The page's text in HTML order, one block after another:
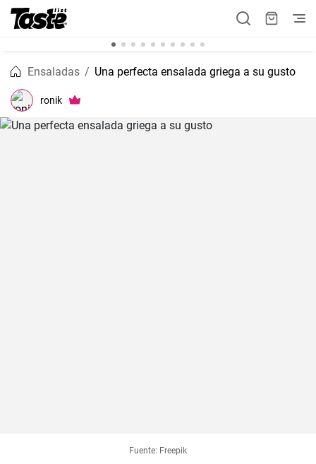
Ensaladas Una perfecta ensalada griega a su gusto
ronik
Fuente: Freepik